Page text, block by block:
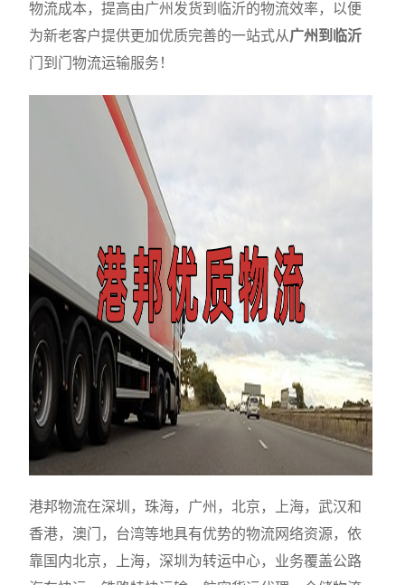
物流成本，提高由广州发货到临沂的物流效率，以便
为新老客户提供更加优质完善的一站式从广州到临沂
门到门物流运输服务！
港邦物流在深圳，珠海，广州，北京，上海，武汉和
香港，澳门，台湾等地具有优势的物流网络资源，依
靠国内北京，上海，深圳为转运中心，业务覆盖公路